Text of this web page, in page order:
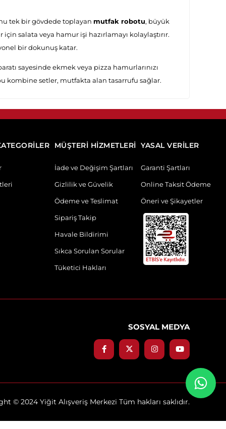
tek bir gövdede toplayan mutfak robotu, büyük
için salata veya hamur işi hazırlamayı kolaylaştırır.
bir dokunuş katar.
sayesinde ekmek veya pizza hamurlarınızı
kombine setler, mutfakta alan tasarrufu sağlar.
MÜŞTERİ HİZMETLERİ
İade ve Değişim Şartları
Gizlilik ve Güvelik
Ödeme ve Teslimat
Sipariş Takip
Havale Bildirimi
Sıkca Sorulan Sorular
Tüketici Hakları
YASAL VERİLER
Garanti Şartları
Online Taksit Ödeme
Öneri ve Şikayetler
SOSYAL MEDYA
© 2024 Yiğit Alışveriş Merkezi Tüm hakları saklıdır.